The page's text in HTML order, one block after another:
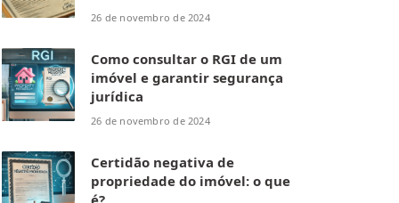
26 de novembro de 2024
Como consultar o RGI de um
imóvel e garantir segurança
jurídica
26 de novembro de 2024
Certidão negativa de
propriedade do imóvel: o que